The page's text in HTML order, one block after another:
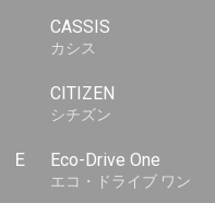
CASSIS
カシス
CITIZEN
シチズン
E Eco-Drive One
エコ・ドライブ ワン